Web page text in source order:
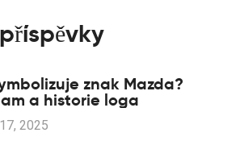
znak Mazda?
a historie loga
2025